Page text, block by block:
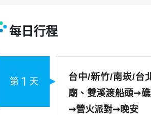
每日行程
第 1 天
台中/新竹/南崁/台
廟、雙溪渡船頭➞
➞營火派對➞晚安